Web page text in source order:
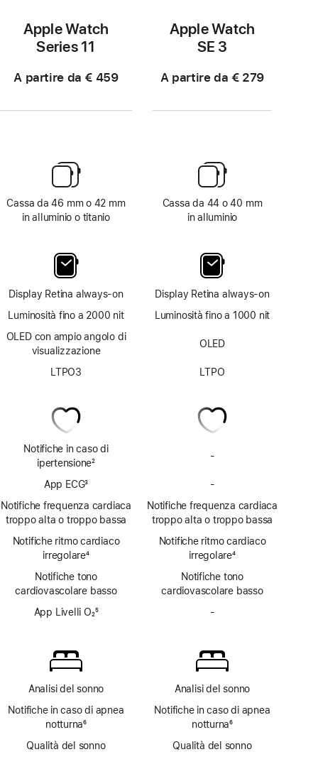
Apple Watch
Series 11
A partire da € 459
Cassa da 46 mm o 42 mm
in alluminio o titanio
Display Retina always‑on
Luminosità fino a 2000 nit
OLED con ampio angolo di
visualizzazione
LTPO3
Notifiche in caso di
ipertensione2
App ECG3
Notifiche frequenza cardiaca
troppo alta o troppo bassa
Notifiche ritmo cardiaco
irregolare4
Notifiche tono
cardiovascolare basso
App Livelli O₂5
Analisi del sonno
Notifiche in caso di apnea
notturna6
Qualità del sonno
Apple Watch
SE 3
A partire da € 279
Cassa da 44 o 40 mm
in alluminio
Display Retina always‑on
Luminosità fino a 1000 nit
OLED
LTPO
-
-
non
disponibile
Notifiche frequenza cardiaca
troppo alta o troppo bassa
Notifiche ritmo cardiaco
irregolare4
Notifiche tono
cardiovascolare basso
-
disponibile
Analisi del sonno
Notifiche in caso di apnea
notturna6
Qualità del sonno